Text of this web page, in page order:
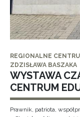
REGIONALNE
ZDZISŁAWA BASZAKA
WYSTAWA
CENTRUM
Prawnik, patriota,